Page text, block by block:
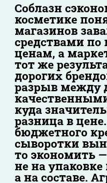
Соблазн
косметике
магазинов
средствами
ценам, а
тот же
дорогих
разрыв между
куда
разница в
бюджетного
сыворотки
то экономить
не на
а на составе.